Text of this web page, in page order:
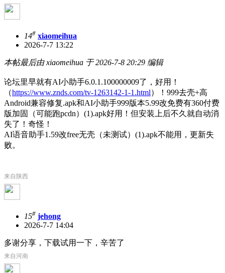
14# xiaomeihua
2026-7-7 13:22
本帖最后由 xiaomeihua 于 2026-7-8 20:29 编辑
论坛里早就有AI小助手6.0.1.100000009了，好用！
（https://www.znds.com/tv-1263142-1-1.html）！999去壳+高
Android兼容修复.apk和AI小助手999版本5.99改免费有360付费
版加固（可能跑pcdn）(1).apk好用！但安装上后不久就自动消
失了！奇怪！
AI语音助手1.59改free无壳（未测试）(1).apk不能用，更新失
败。
来自陕西
15# jehong
2026-7-7 14:04
多谢分享，下载试用一下，辛苦了
来自河南